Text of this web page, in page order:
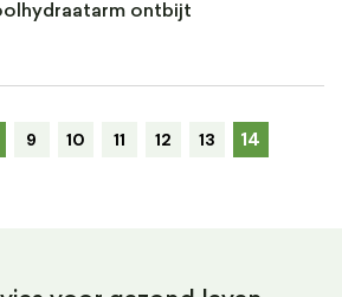
ontbijt
9 10 11 12 13 14